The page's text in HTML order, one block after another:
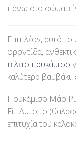
πάνω στο σώμα,
Επιπλέον, αυτό το
φροντίδα,
τέλειο πουκάμισο
καλύτερο
Πουκάμισο Μάο
Fit. Αυτό το
επιτυχία του